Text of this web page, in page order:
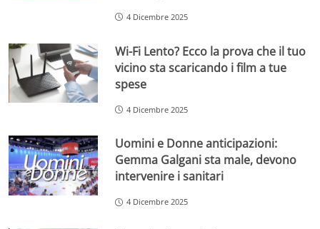
4 Dicembre 2025
Wi-Fi Lento? Ecco la prova che il tuo
vicino sta scaricando i film a tue
spese
4 Dicembre 2025
Uomini e Donne anticipazioni:
Gemma Galgani sta male, devono
intervenire i sanitari
4 Dicembre 2025